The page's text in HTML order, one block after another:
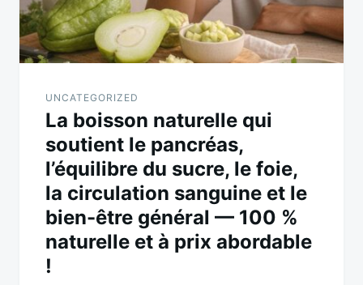
UNCATEGORIZED
La boisson naturelle qui
soutient le pancréas,
l’équilibre du sucre, le foie,
la circulation sanguine et le
bien-être général — 100 %
naturelle et à prix abordable
!